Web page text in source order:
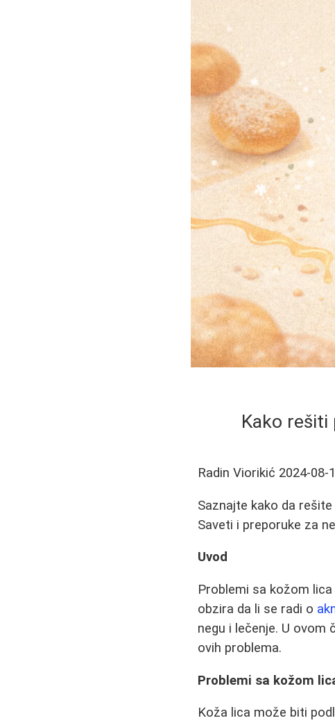
Kako rešiti
Radin Viorikić 2024-08-
Saznajte kako da
Saveti i preporuke za
Uvod
Problemi sa kožom
obzira da li se radi o
negu i lečenje. U ovom
ovih problema.
Problemi sa kožom
Koža lica može biti